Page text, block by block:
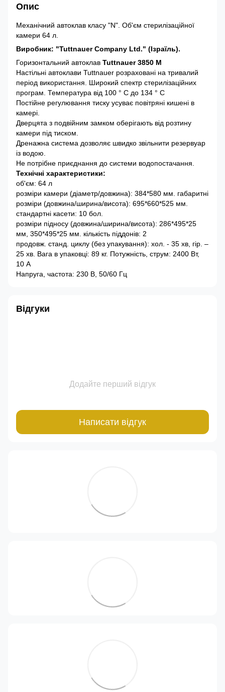
Опис
Механічний автоклав класу "N". Об'єм стерилізаційної
камери 64 л.
Виробник: "Tuttnauer Company Ltd." (Ізраїль).
Горизонтальний автоклав Tuttnauer 3850 M
Настільні автоклави Tuttnauer розраховані на тривалий
період використання. Широкий спектр стерилізаційних
програм. Температура від 100 ° C до 134 ° C
Постійне регулювання тиску усуває повітряні кишені в
камері.
Дверцята з подвійним замком оберігають від розтину
камери під тиском.
Дренажна система дозволяє швидко звільнити резервуар
із водою.
Не потрібне приєднання до системи водопостачання.
Технічні характеристики:
об'єм: 64 л
розміри камери (діаметр/довжина): 384*580 мм. габаритні
розміри (довжина/ширина/висота): 695*660*525 мм.
стандартні касети: 10 бол.
розміри підносу (довжина/ширина/висота): 286*495*25
мм, 350*495*25 мм. кількість піддонів: 2
продовж. станд. циклу (без упакування): хол. - 35 хв, гір. –
25 хв. Вага в упаковці: 89 кг. Потужність, струм: 2400 Вт,
10 А
Напруга, частота: 230 В, 50/60 Гц
Відгуки
Додайте перший відгук
Написати відгук